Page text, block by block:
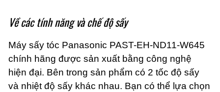
Về các tính năng và chế độ sấy
Máy sấy tóc Panasonic PAST-EH-ND11-W645
chính hãng được sản xuất bằng công nghệ
hiện đại. Bên trong sản phẩm có 2 tốc độ sấy
và nhiệt độ sấy khác nhau. Bạn có thể lựa chọn